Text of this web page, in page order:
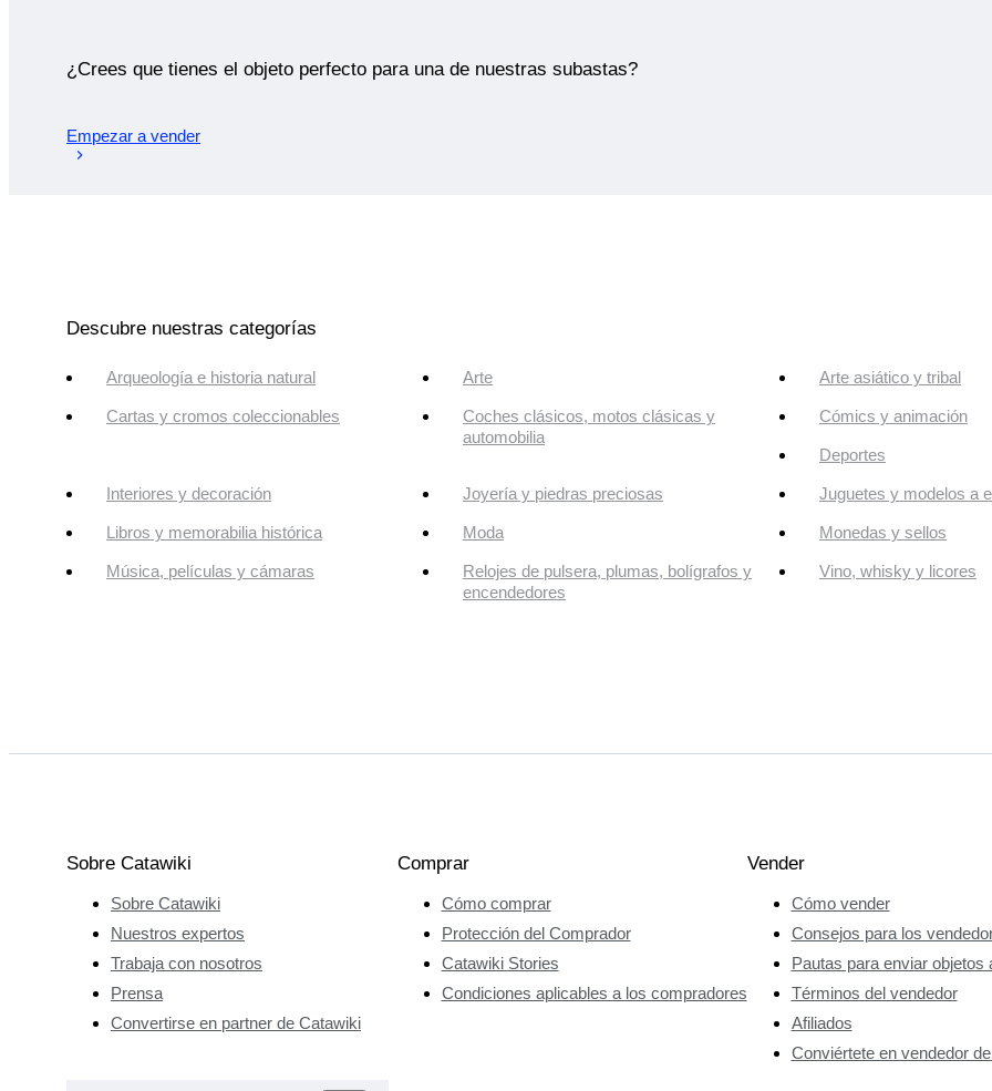
¿Crees que tienes el objeto perfecto para una de nuestras subastas?
Empezar a vender
Descubre nuestras categorías
Arqueología e historia natural Arte Arte asiático y tribal
Cartas y cromos coleccionables
Coches clásicos, motos clásicas y
automobilia
Cómics y animación
Deportes
Interiores y decoración Joyería y piedras preciosas Juguetes y modelos a
Libros y memorabilia histórica Moda Monedas y sellos
Música, películas y cámaras
Relojes de pulsera, plumas, bolígrafos y
encendedores
Vino, whisky y licores
Sobre Catawiki
Sobre Catawiki
Nuestros expertos
Trabaja con nosotros
Prensa
Convertirse en partner de Catawiki
Comprar
Cómo comprar
Protección del Comprador
Catawiki Stories
Condiciones aplicables a los compradores
Vender
Cómo vender
Consejos para los
Pautas para enviar objetos
Términos del vendedor
Afiliados
Conviértete en vendedor